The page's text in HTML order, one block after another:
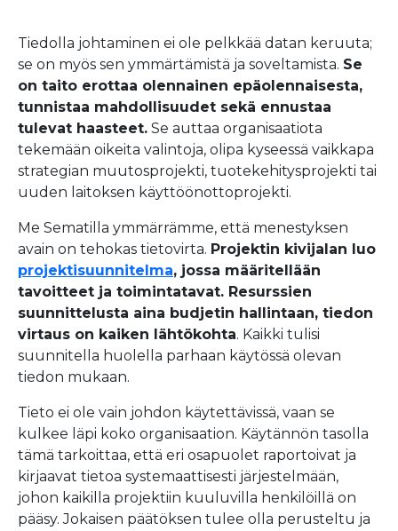
Tiedolla johtaminen ei ole pelkkää datan keruuta;
se on myös sen ymmärtämistä ja soveltamista. Se
on taito erottaa olennainen epäolennaisesta,
tunnistaa mahdollisuudet sekä ennustaa
tulevat haasteet. Se auttaa organisaatiota
tekemään oikeita valintoja, olipa kyseessä vaikkapa
strategian muutosprojekti, tuotekehitysprojekti tai
uuden laitoksen käyttöönottoprojekti.
Me Sematilla ymmärrämme, että menestyksen
avain on tehokas tietovirta. Projektin kivijalan luo
projektisuunnitelma, jossa määritellään
tavoitteet ja toimintatavat. Resurssien
suunnittelusta aina budjetin hallintaan, tiedon
virtaus on kaiken lähtökohta. Kaikki tulisi
suunnitella huolella parhaan käytössä olevan
tiedon mukaan.
Tieto ei ole vain johdon käytettävissä, vaan se
kulkee läpi koko organisaation. Käytännön tasolla
tämä tarkoittaa, että eri osapuolet raportoivat ja
kirjaavat tietoa systemaattisesti järjestelmään,
johon kaikilla projektiin kuuluvilla henkilöillä on
pääsy. Jokaisen päätöksen tulee olla perusteltu ja